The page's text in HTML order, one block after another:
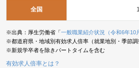
全国
※出典：厚生労働省「一般職業紹介状況（令和6年10
※都道府県・地域別有効求人倍率（就業地別・季節調
※新規学卒者を除きパートタイムを含む
有効求人倍率とは？